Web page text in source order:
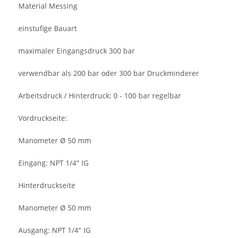
Material Messing
einstufige Bauart
maximaler Eingangsdruck 300 bar
verwendbar als 200 bar oder 300 bar Druckminderer
Arbeitsdruck / Hinterdruck: 0 - 100 bar regelbar
Vordruckseite:
Manometer Ø 50 mm
Eingang: NPT 1/4" IG
Hinterdruckseite
Manometer Ø 50 mm
Ausgang: NPT 1/4" IG